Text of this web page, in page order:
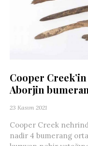
Cooper
Aborjin
23 Kasım 2021
Cooper Creek
nadir 4 bumerang